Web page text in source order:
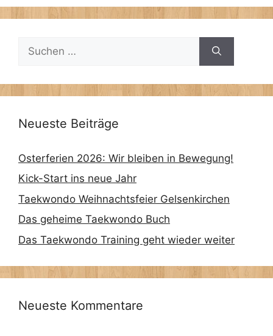
nach:
Neueste Beiträge
Osterferien 2026: Wir bleiben in Bewegung!
Kick-Start ins neue Jahr
Taekwondo Weihnachtsfeier Gelsenkirchen
Das geheime Taekwondo Buch
Das Taekwondo Training geht wieder weiter
Neueste Kommentare